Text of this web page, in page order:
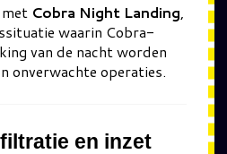
Cobra Night Landing
waarin Cobra-
van de nacht worden
onverwachte operaties.
en inzet